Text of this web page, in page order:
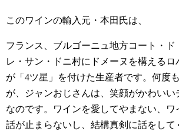
このワインの輸入元・本田氏は、
フランス、ブルゴーニュ地方コート・ド
レ・サン・ドニ村にドメーヌを構えるロ
が「4ツ星」を付けた生産者です。何度
が、ジャンおじさんは、笑顔がかわいい
なのです。ワインを愛してやまない、ワ
話が止まらないし、結構真剣に話をして